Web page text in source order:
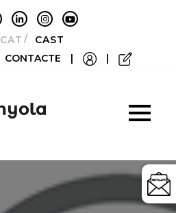
CATALÀCASTELLANO
CONTACTE | |